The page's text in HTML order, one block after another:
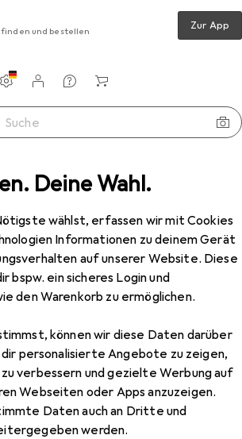
Deine Wahl.
wählst, erfassen wir mit Cookies
Informationen zu deinem Gerät
auf unserer Website. Diese
bspw. ein sicheres Login und
den Warenkorb zu ermöglichen.
können wir diese Daten darüber
dir personalisierte Angebote zu zeigen,
verbessern und gezielte Werbung auf
Webseiten oder Apps anzuzeigen.
Daten auch an Dritte und
werden.
und bestellen Zur App
MTN Trainer Lite GTX Schuhe
EUR
145,50
Salewa MTN Trainer Lite GTX Schuhe
6 Grössen
Zubehör zum Produkt Salewa
Schuhe aus den Kategorien
und Schuhlöffel.